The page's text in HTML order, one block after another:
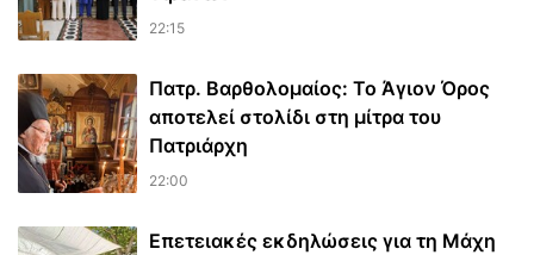
22:15
Πατρ. Βαρθολομαίος: Το Άγιον Όρος
αποτελεί στολίδι στη μίτρα του
Πατριάρχη
22:00
Επετειακές εκδηλώσεις για τη Μάχη